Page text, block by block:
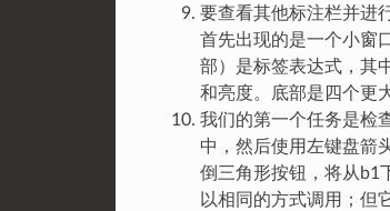
要查看其他标注栏并进
首先出现的是一个小窗
部）是标签表达式，其
和亮度。底部是四个更
我们的第一个任务是检
中，然后使用左键盘箭
倒三角形按钮，将从b1
以相同的方式调用；但